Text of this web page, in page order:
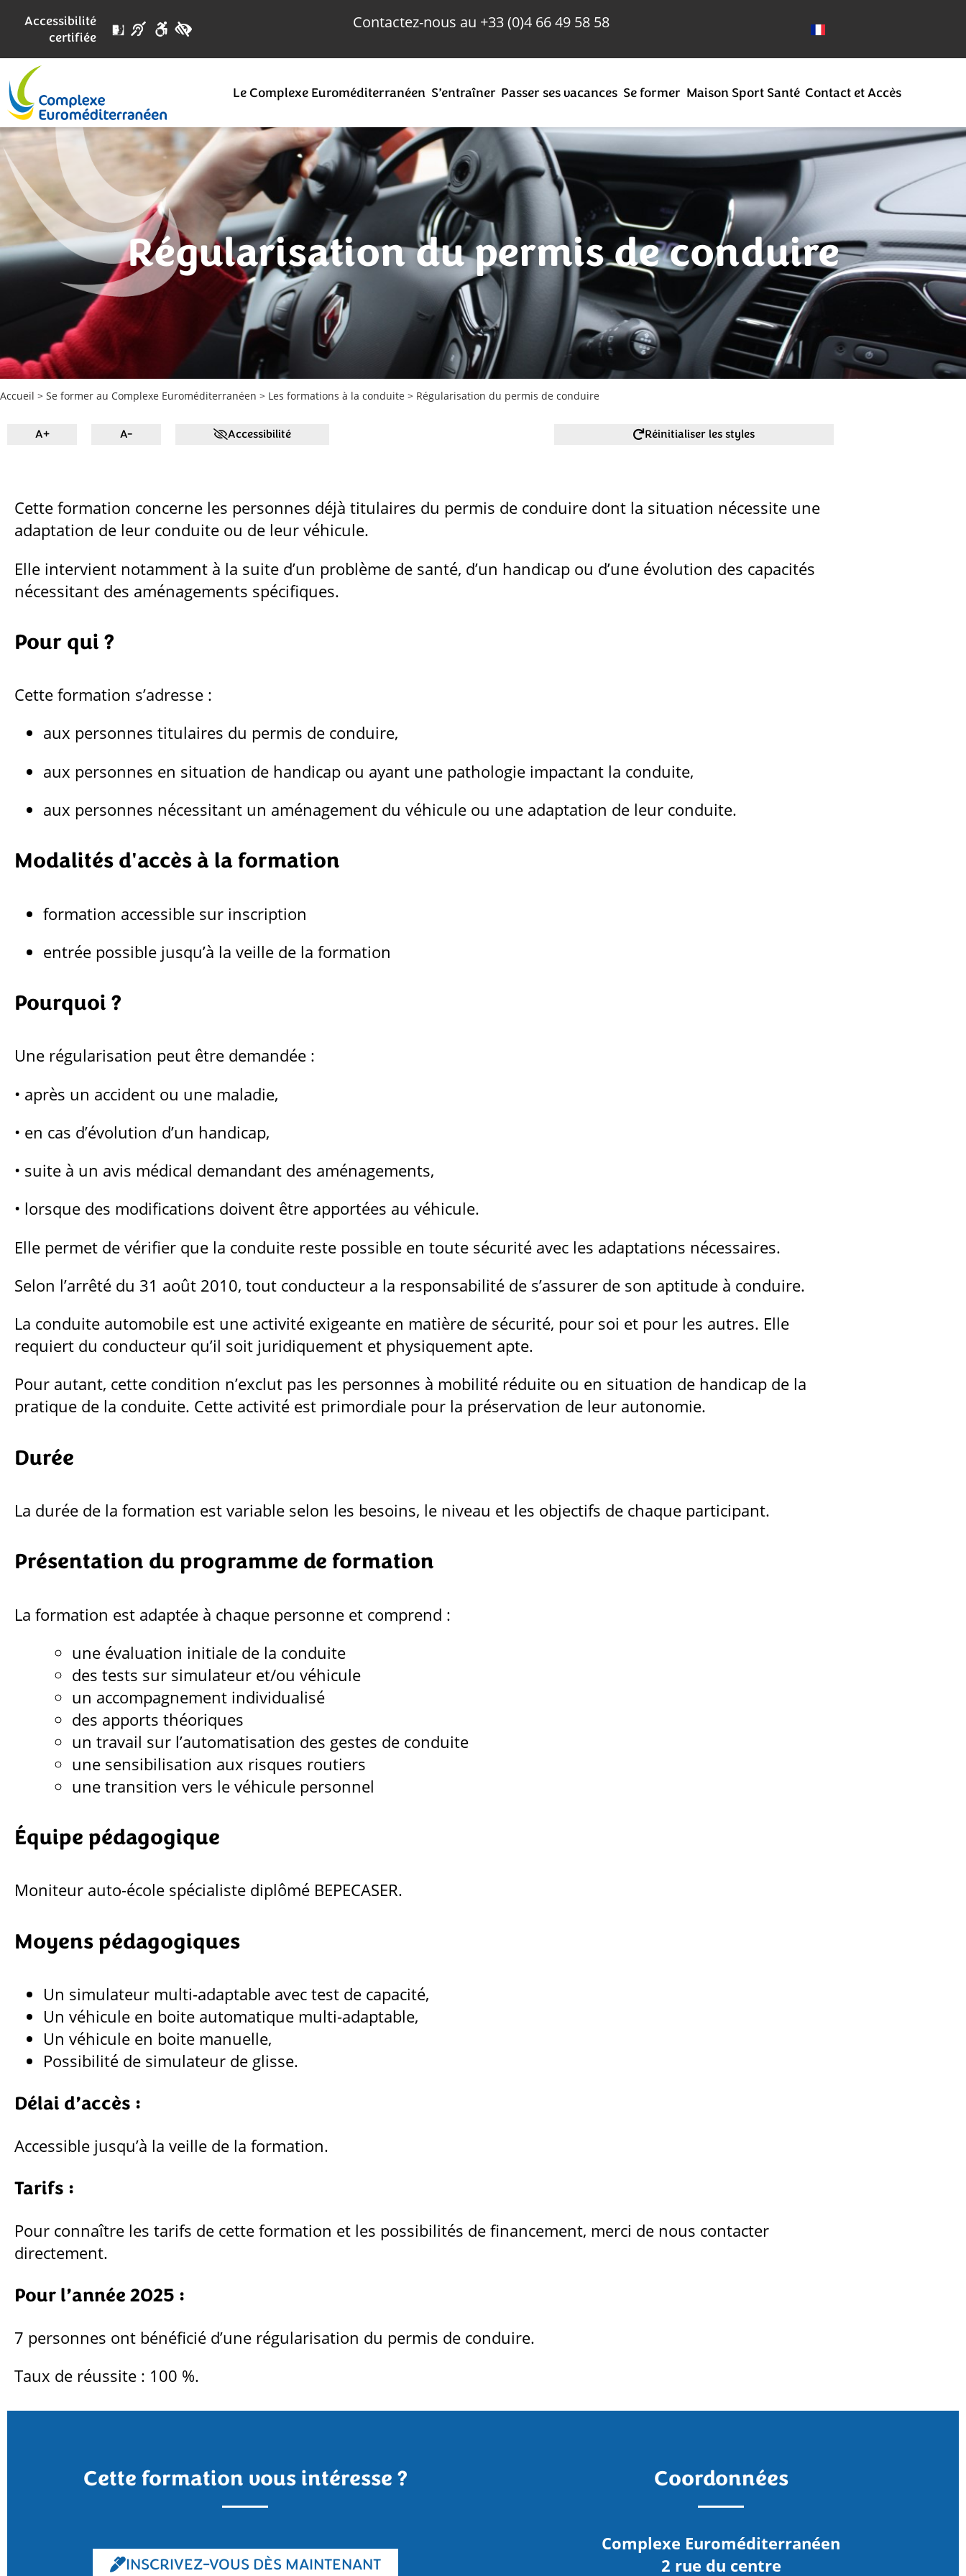
Accessibilité
certifiée
Contactez-nous au +33 (0)4 66 49 58 58
Le Complexe Euroméditerranéen S’entraîner Passer ses vacances Se former Maison Sport Santé Contact et Accès
Régularisation du permis de conduire
Accueil > Se former au Complexe Euroméditerranéen > Les formations à la conduite > Régularisation du permis de conduire
A+ A- Accessibilité Réinitialiser les styles
Cette formation concerne les personnes déjà titulaires du permis de conduire dont la situation nécessite une
adaptation de leur conduite ou de leur véhicule.
Elle intervient notamment à la suite d’un problème de santé, d’un handicap ou d’une évolution des capacités
nécessitant des aménagements spécifiques.
Pour qui ?
Cette formation s’adresse :
aux personnes titulaires du permis de conduire,
aux personnes en situation de handicap ou ayant une pathologie impactant la conduite,
aux personnes nécessitant un aménagement du véhicule ou une adaptation de leur conduite.
Modalités d'accès à la formation
formation accessible sur inscription
entrée possible jusqu’à la veille de la formation
Pourquoi ?
Une régularisation peut être demandée :
• après un accident ou une maladie,
• en cas d’évolution d’un handicap,
• suite à un avis médical demandant des aménagements,
• lorsque des modifications doivent être apportées au véhicule.
Elle permet de vérifier que la conduite reste possible en toute sécurité avec les adaptations nécessaires.
Selon l’arrêté du 31 août 2010, tout conducteur a la responsabilité de s’assurer de son aptitude à conduire.
La conduite automobile est une activité exigeante en matière de sécurité, pour soi et pour les autres. Elle
requiert du conducteur qu’il soit juridiquement et physiquement apte.
Pour autant, cette condition n’exclut pas les personnes à mobilité réduite ou en situation de handicap de la
pratique de la conduite. Cette activité est primordiale pour la préservation de leur autonomie.
Durée
La durée de la formation est variable selon les besoins, le niveau et les objectifs de chaque participant.
Présentation du programme de formation
La formation est adaptée à chaque personne et comprend :
une évaluation initiale de la conduite
des tests sur simulateur et/ou véhicule
un accompagnement individualisé
des apports théoriques
un travail sur l’automatisation des gestes de conduite
une sensibilisation aux risques routiers
une transition vers le véhicule personnel
Équipe pédagogique
Moniteur auto-école spécialiste diplômé BEPECASER.
Moyens pédagogiques
Un simulateur multi-adaptable avec test de capacité,
Un véhicule en boite automatique multi-adaptable,
Un véhicule en boite manuelle,
Possibilité de simulateur de glisse.
Délai d’accès :
Accessible jusqu’à la veille de la formation.
Tarifs :
Pour connaître les tarifs de cette formation et les possibilités de financement, merci de nous contacter
directement.
Pour l’année 2025 :
7 personnes ont bénéficié d’une régularisation du permis de conduire.
Taux de réussite : 100 %.
Cette formation vous intéresse ?
INSCRIVEZ-VOUS DÈS MAINTENANT
Coordonnées
Complexe Euroméditerranéen
2 rue du centre